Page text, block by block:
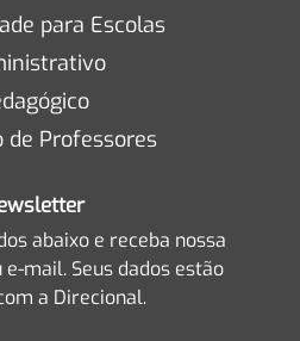
para Escolas
de Professores
abaixo e receba nossa
mail. Seus dados estão
a Direcional.